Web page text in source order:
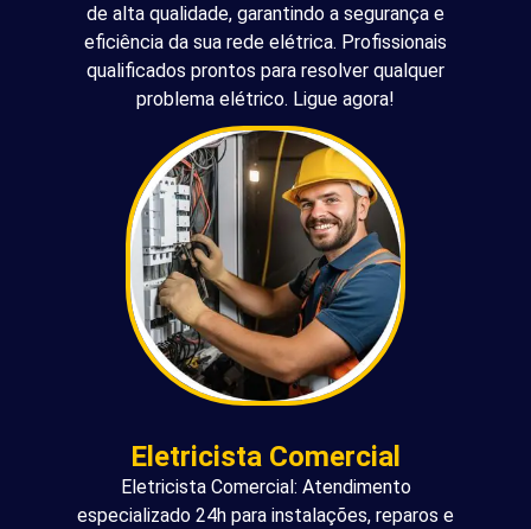
de alta qualidade, garantindo a segurança e
eficiência da sua rede elétrica. Profissionais
qualificados prontos para resolver qualquer
problema elétrico. Ligue agora!
Eletricista Comercial
Eletricista Comercial: Atendimento
especializado 24h para instalações, reparos e